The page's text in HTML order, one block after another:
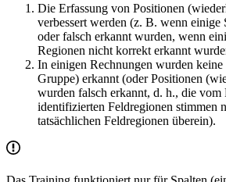
Die Erfassung von Positionen
verbessert werden (z. B. wenn einige
oder falsch erkannt wurden, wenn
Regionen nicht korrekt erkannt
In einigen Rechnungen wurden
Gruppe) erkannt (oder Positionen
wurden falsch erkannt, d. h., die vom
identifizierten Feldregionen stimmen
tatsächlichen Feldregionen überein).